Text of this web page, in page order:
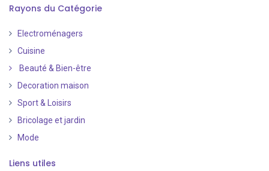
Rayons du Catégorie
Electroménagers
Cuisine
Beauté & Bien-être
Decoration maison
Sport & Loisirs
Bricolage et jardin
Mode
Liens utiles